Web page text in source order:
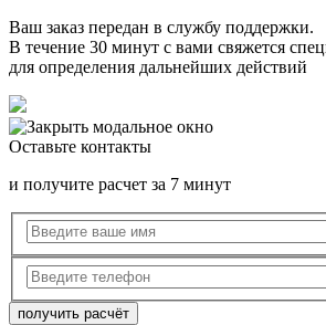
Ваш заказ передан в службу поддержки.
В течение 30 минут с вами свяжется
для определения дальнейших действий
Оставьте контакты
и получите расчет за 7 минут